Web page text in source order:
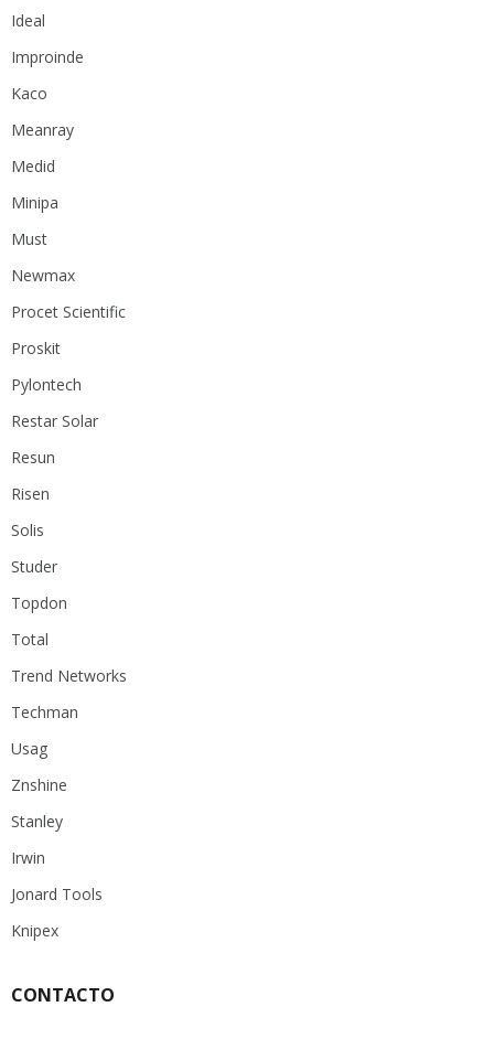
Ideal
Improinde
Kaco
Meanray
Medid
Minipa
Must
Newmax
Procet Scientific
Proskit
Pylontech
Restar Solar
Resun
Risen
Solis
Studer
Topdon
Total
Trend Networks
Techman
Usag
Znshine
Stanley
Irwin
Jonard Tools
Knipex
CONTACTO